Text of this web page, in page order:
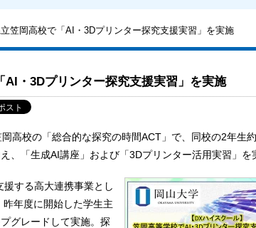
笠岡高校で「AI・3Dプリンター探究支援実習」を実施
AI・3Dプリンター探究支援実習」を実施
高校の「総合的な探究の時間ACT」で、同校の2年生
、「生成AI講座」および「3Dプリンター活用実習」を
する高大連携事業とし
年度に開始した学生主
グレードして実施。探